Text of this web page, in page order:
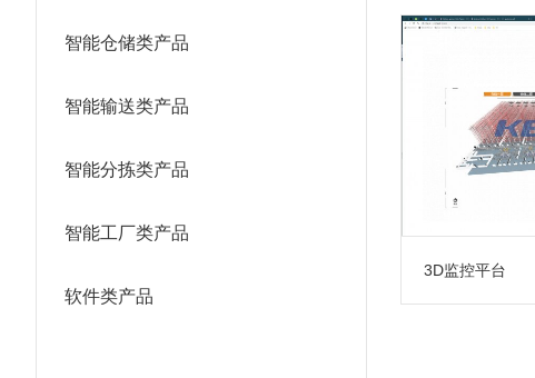
智能仓储类产品
智能输送类产品
智能分拣类产品
智能工厂类产品
软件类产品
3D监控平台